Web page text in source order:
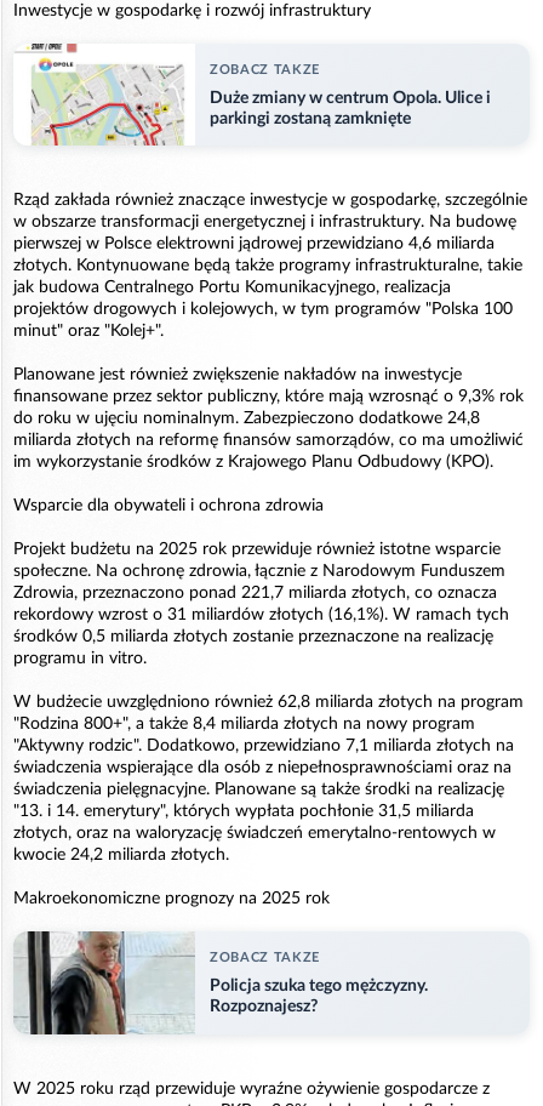
Inwestycje w gospodarkę i rozwój infrastruktury
ZOBACZ TAKZE
Duże zmiany w centrum Opola. Ulice i
parkingi zostaną zamknięte
Rząd zakłada również znaczące inwestycje w gospodarkę, szczególnie
w obszarze transformacji energetycznej i infrastruktury. Na budowę
pierwszej w Polsce elektrowni jądrowej przewidziano 4,6 miliarda
złotych. Kontynuowane będą także programy infrastrukturalne, takie
jak budowa Centralnego Portu Komunikacyjnego, realizacja
projektów drogowych i kolejowych, w tym programów "Polska 100
minut" oraz "Kolej+".
Planowane jest również zwiększenie nakładów na inwestycje
finansowane przez sektor publiczny, które mają wzrosnąć o 9,3% rok
do roku w ujęciu nominalnym. Zabezpieczono dodatkowe 24,8
miliarda złotych na reformę finansów samorządów, co ma umożliwić
im wykorzystanie środków z Krajowego Planu Odbudowy (KPO).
Wsparcie dla obywateli i ochrona zdrowia
Projekt budżetu na 2025 rok przewiduje również istotne wsparcie
społeczne. Na ochronę zdrowia, łącznie z Narodowym Funduszem
Zdrowia, przeznaczono ponad 221,7 miliarda złotych, co oznacza
rekordowy wzrost o 31 miliardów złotych (16,1%). W ramach tych
środków 0,5 miliarda złotych zostanie przeznaczone na realizację
programu in vitro.
W budżecie uwzględniono również 62,8 miliarda złotych na program
"Rodzina 800+", a także 8,4 miliarda złotych na nowy program
"Aktywny rodzic". Dodatkowo, przewidziano 7,1 miliarda złotych na
świadczenia wspierające dla osób z niepełnosprawnościami oraz na
świadczenia pielęgnacyjne. Planowane są także środki na realizację
"13. i 14. emerytury", których wypłata pochłonie 31,5 miliarda
złotych, oraz na waloryzację świadczeń emerytalno-rentowych w
kwocie 24,2 miliarda złotych.
Makroekonomiczne prognozy na 2025 rok
ZOBACZ TAKZE
Policja szuka tego mężczyzny.
Rozpoznajesz?
W 2025 roku rząd przewiduje wyraźne ożywienie gospodarcze z